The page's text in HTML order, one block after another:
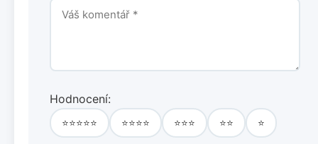
Hodnocení:
⭐⭐⭐⭐⭐ ⭐⭐⭐⭐ ⭐⭐⭐ ⭐⭐ ⭐